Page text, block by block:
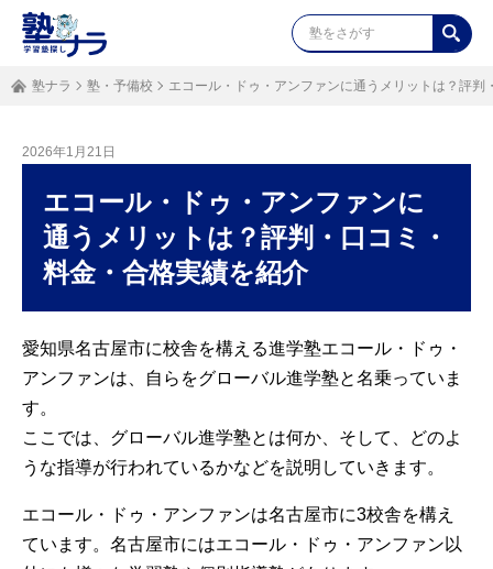
塾ナラ 塾・予備校 エコール・ドゥ・アンファンに通うメリットは？評判
2026年1月21日
エコール・ドゥ・アンファンに
通うメリットは？評判・口コミ・
料金・合格実績を紹介
愛知県名古屋市に校舎を構える進学塾エコール・ドゥ・
アンファンは、自らをグローバル進学塾と名乗っていま
す。
ここでは、グローバル進学塾とは何か、そして、どのよ
うな指導が行われているかなどを説明していきます。
エコール・ドゥ・アンファンは名古屋市に3校舎を構え
ています。名古屋市にはエコール・ドゥ・アンファン以